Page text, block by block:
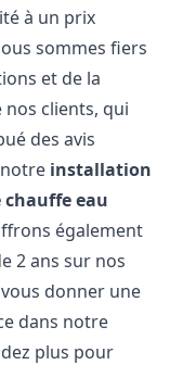
à un prix
sommes fiers
et de la
clients, qui
des avis
installation
eau
également
2 ans sur nos
donner une
dans notre
plus pour